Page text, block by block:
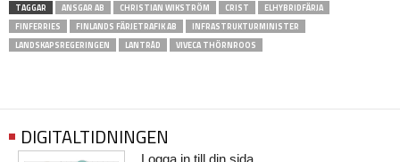
TAGGAR ANSGAR AB CHRISTIAN WIKSTRÖM CRIST
ELHYBRIDFÄRJA
FINFERRIES
FINLANDS FÄRJETRAFIK AB
INFRASTRUKTURMINISTER
LANDSKAPSREGERINGEN
LANTRÅD VIVECA THÖRNROOS
DIGITALTIDNINGEN
Logga in till din sida